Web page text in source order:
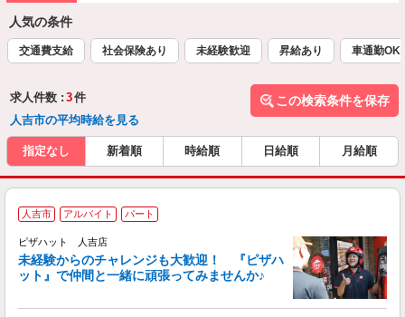
人気の条件
交通費支給 社会保険あり 未経験歓迎 昇給あり 車通勤OK
求人件数 : 3件
人吉市の平均時給を見る
この検索条件を保存
指定なし 新着順 時給順 日給順 月給順
人吉市 アルバイト パート
ピザハット 人吉店
未経験からのチャレンジも大歓迎！ 『ピザハ
ット』で仲間と一緒に頑張ってみませんか♪